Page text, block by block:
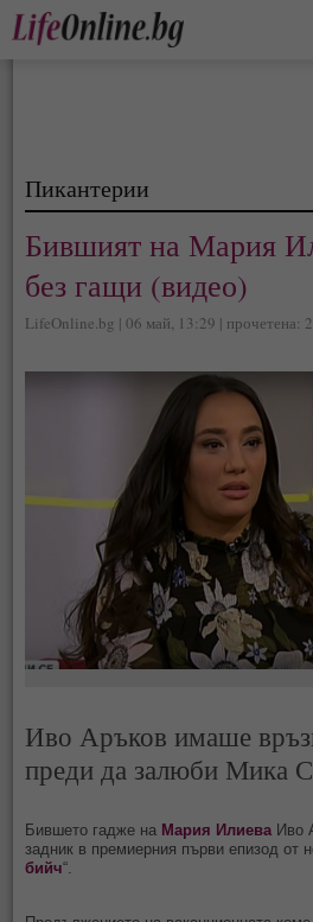
Пикантерии
Бившият на Мария
без гащи (видео)
LifeOnline.bg | 06 май, 13:29 | прочетена:
Иво Аръков имаше
преди да залюби Мика
Бившето гадже на Мария ИлиеваИво
задник в премиерния първи епизод от
бийч“.